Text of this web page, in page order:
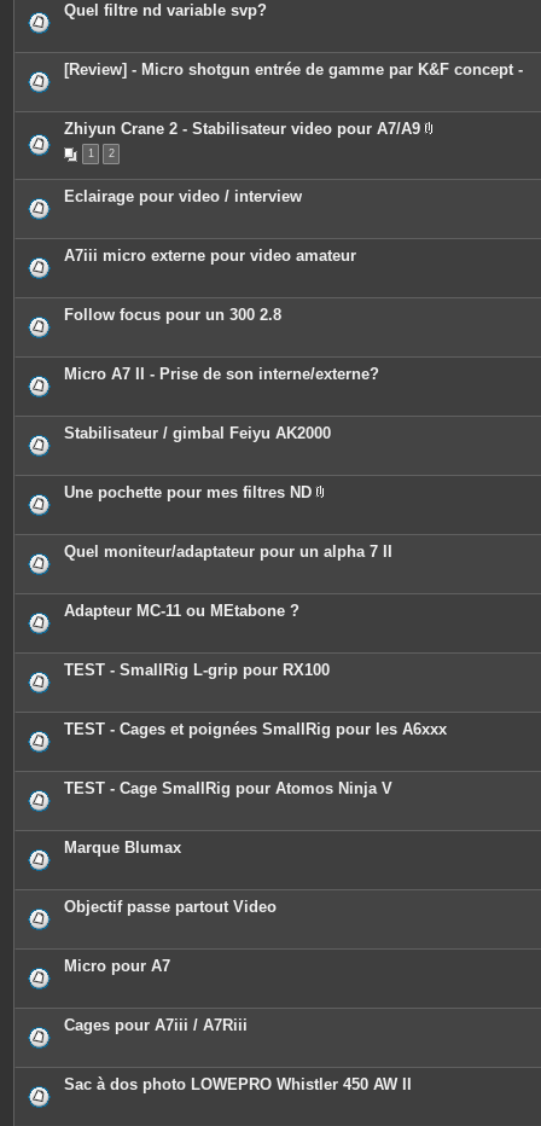
Quel filtre nd variable svp?
[Review] - Micro shotgun entrée de gamme par K&F concept -
Zhiyun Crane 2 - Stabilisateur video pour A7/A9
c
o
e
1 2
Eclairage pour video / interview
A7iii micro externe pour video amateur
Follow focus pour un 300 2.8
Micro A7 II - Prise de son interne/externe?
Stabilisateur / gimbal Feiyu AK2000
Une pochette pour mes filtres ND
è
c
j
t
e
s
Quel moniteur/adaptateur pour un alpha 7 II
Adapteur MC-11 ou MEtabone ?
TEST - SmallRig L-grip pour RX100
TEST - Cages et poignées SmallRig pour les A6xxx
TEST - Cage SmallRig pour Atomos Ninja V
Marque Blumax
Objectif passe partout Video
Micro pour A7
Cages pour A7iii / A7Riii
Sac à dos photo LOWEPRO Whistler 450 AW II